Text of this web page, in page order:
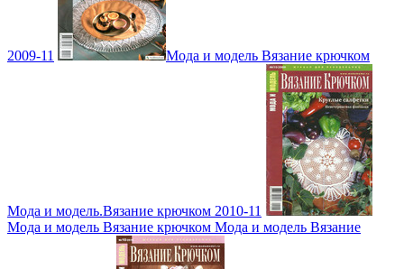
2009-11 Мода и модель Вязание крючком
Мода и модель.Вязание крючком 2010-11
Мода и модель Вязание крючком Мода и модель Вязание